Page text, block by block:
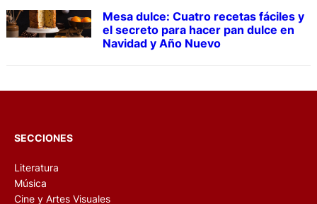
Mesa dulce: Cuatro recetas fáciles y
el secreto para hacer pan dulce en
Navidad y Año Nuevo
SECCIONES
Literatura
Música
Cine y Artes Visuales